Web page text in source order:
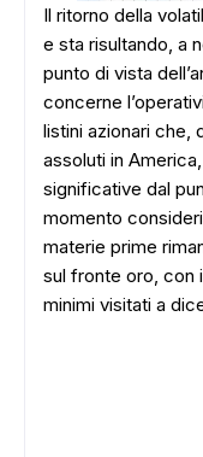
Il ritorno della
e sta risultando, a
punto di vista
concerne
listini azionari che,
assoluti in
significative dal
momento
materie prime
sul fronte oro, con
minimi visitati a